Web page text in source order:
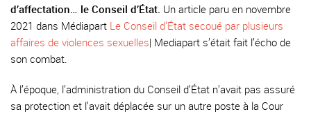
d’affectation… le Conseil d’État. Un article paru en novembre
2021 dans Médiapart Le Conseil d’État secoué par plusieurs
affaires de violences sexuelles| Mediapart s’était fait l’écho de
son combat.
À l’époque, l’administration du Conseil d’État n’avait pas assuré
sa protection et l’avait déplacée sur un autre poste à la Cour